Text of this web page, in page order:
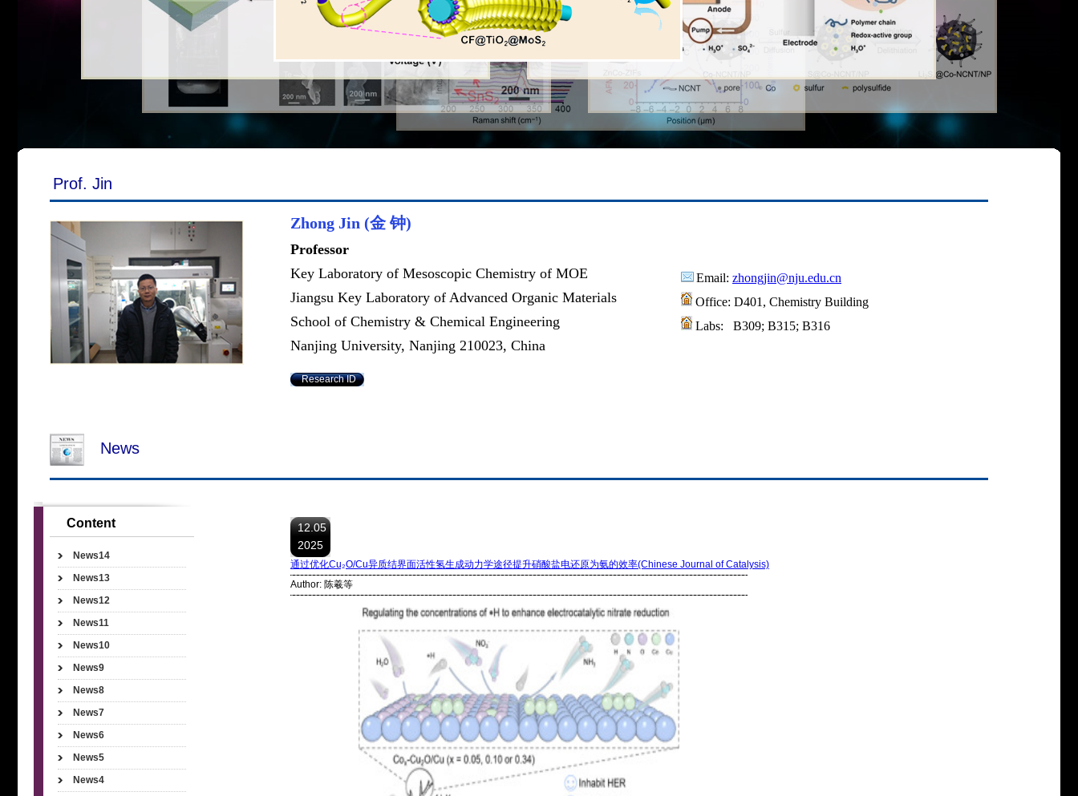
Prof. Jin
Zhong Jin (金 钟)
Professor
Key Laboratory of Mesoscopic Chemistry of MOE
Jiangsu Key Laboratory of Advanced Organic Materials
School of Chemistry & Chemical Engineering
Nanjing University, Nanjing 210023, China
Research ID
Email: zhongjin@nju.edu.cn
Office: D401, Chemistry Building
Labs: B309; B315; B316
News
Content
News14
News13
News12
News11
News10
News9
News8
News7
News6
News5
News4
12.05
2025
通过优化Cu₂O/Cu异质结界面活性氢生成动力学途径提升硝酸盐电还原为氨的效率(Chinese Journal of Catalysis)
Author: 陈羲等